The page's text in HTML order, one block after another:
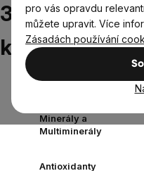
pro vás opravdu
můžete upravit. Více
Zásadách používání
30 tekutých
kapslí
Minerály a
Multiminerály
Antioxidanty